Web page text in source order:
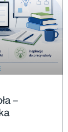
–